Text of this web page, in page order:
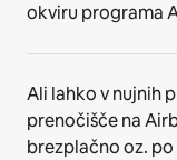
okviru programa
Ali lahko v nujnih
prenočišče na
brezplačno oz.